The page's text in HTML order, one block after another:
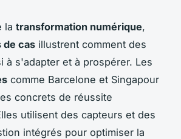
la transformation numérique,
de cas illustrent comment des
à s'adapter et à prospérer. Les
comme Barcelone et Singapour
concrets de réussite
utilisent des capteurs et des
intégrés pour optimiser la